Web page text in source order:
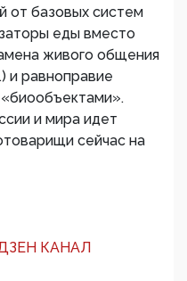
от базовых систем
еды вместо
живого общения
и равноправие
и мира идет
сейчас на
КАНАЛ